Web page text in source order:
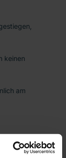
keinen
am